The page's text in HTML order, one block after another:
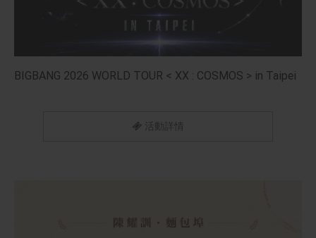
BIGBANG 2026 WORLD TOUR < XX : COSMOS > in Taipei
活動詳情